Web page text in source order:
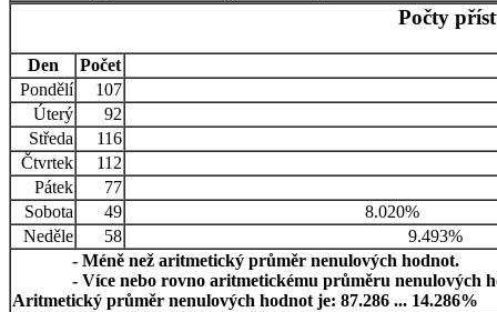
Počty
Den
Počet
Pondělí
107
Úterý
92
Středa
116
Čtvrtek
112
Pátek
77
Sobota
49
8.020%
Neděle
58
9.493%
- Méně než aritmetický průměr nenulových hodnot.
- Více nebo rovno aritmetickému průměru nenulových
Aritmetický průměr nenulových hodnot je: 87.286 ... 14.286%